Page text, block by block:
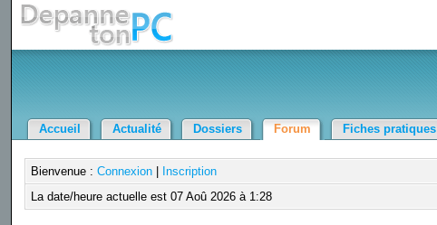
Accueil Actualité Dossiers Forum Fiches pratiques
Bienvenue : Connexion|
Inscription
La date/heure actuelle est 07 Aoû 2026 à 1:28